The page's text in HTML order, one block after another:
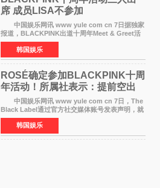
席 成员LISA不参加
中国娱乐网讯 www yule com cn 7日据独家
报道，BLACKPINK出道十周年Meet & Greet活
动将由智秀、ROS&Eacute;、JENNIE出席，
LISA将缺席。 此前BLACKPINK所属社YG并
未为组合出道十周年做
韩国娱乐
ROSÉ确定参加BLACKPINK十周
年活动！所属社表示：提前空出
了时间
中国娱乐网讯 www yule com cn 7日，The
Black Label通过官方社交媒体账号发表声明，就
近期网络上关于ROS&Eacute;个人行程及是否参
加BLACKPINK出道纪念活动的种种猜测作出正
式回应。 Th
韩国娱乐